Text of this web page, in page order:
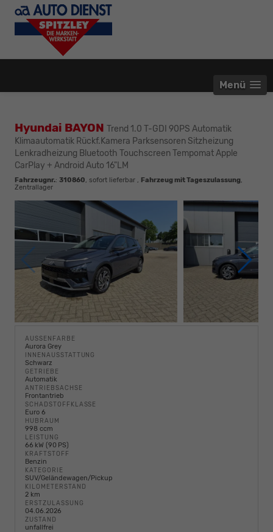
Menü
Hyundai BAYON Trend 1.0 T-GDI 90PS Automatik
Klimaautomatik Rückf.Kamera Parksensoren Sitzheizung
Lenkradheizung Bluetooth Touchscreen Tempomat Apple
CarPlay + Android Auto 16"LM
Fahrzeugnr.: 310860, sofort lieferbar , Fahrzeug mit Tageszulassung,
Zentrallager
AUSSENFARBE
Aurora Grey
INNENAUSSTATTUNG
Schwarz
GETRIEBE
Automatik
ANTRIEBSACHSE
Frontantrieb
SCHADSTOFFKLASSE
Euro 6
HUBRAUM
998 ccm
LEISTUNG
66 kW (90 PS)
KRAFTSTOFF
Benzin
KATEGORIE
SUV/Geländewagen/Pickup
KILOMETERSTAND
2 km
ERSTZULASSUNG
04.06.2026
ZUSTAND
unfallfrei